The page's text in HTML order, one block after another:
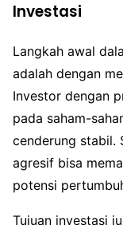
Investasi
Langkah awal
adalah dengan
Investor dengan
pada saham-
cenderung stabil.
agresif bisa
potensi
Tujuan investasi